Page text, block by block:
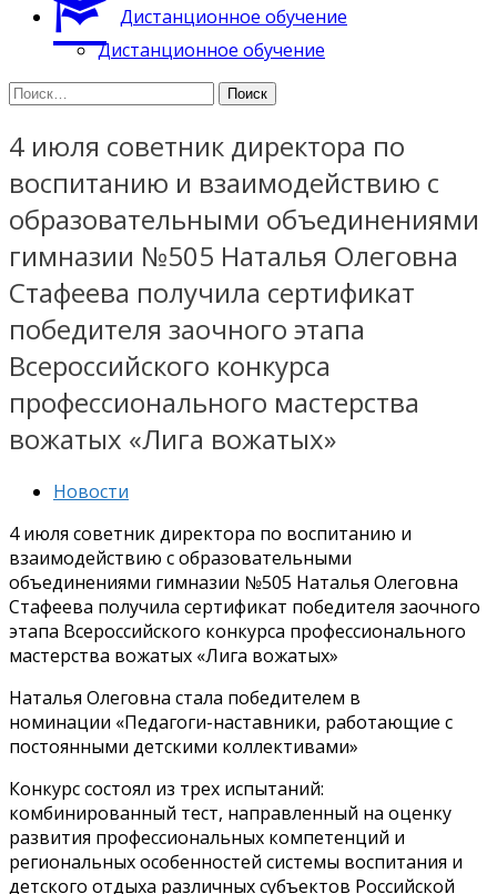
Дистанционное обучение
Дистанционное обучение
Найти:
4 июля советник директора по
воспитанию и взаимодействию с
образовательными объединениями
гимназии №505 Наталья Олеговна
Стафеева получила сертификат
победителя заочного этапа
Всероссийского конкурса
профессионального мастерства
вожатых «Лига вожатых»
Новости
4 июля советник директора по воспитанию и
взаимодействию с образовательными
объединениями гимназии №505 Наталья Олеговна
Стафеева получила сертификат победителя заочного
этапа Всероссийского конкурса профессионального
мастерства вожатых «Лига вожатых»
Наталья Олеговна стала победителем в
номинации «Педагоги-наставники, работающие с
постоянными детскими коллективами»
Конкурс состоял из трех испытаний:
комбинированный тест, направленный на оценку
развития профессиональных компетенций и
региональных особенностей системы воспитания и
детского отдыха различных субъектов Российской